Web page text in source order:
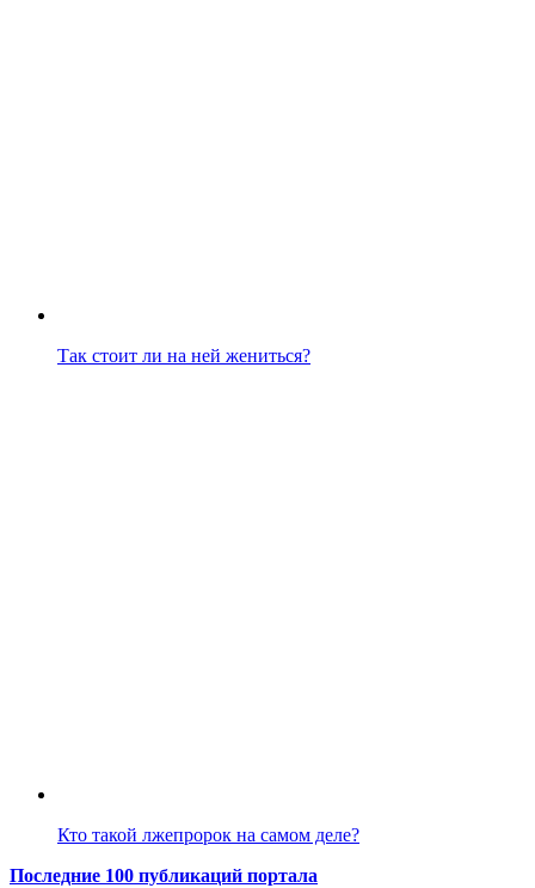
Так стоит ли на ней жениться?
Кто такой лжепророк на самом деле?
Последние 100 публикаций портала